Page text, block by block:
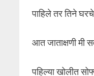
पाहिले तर तिने
आत जाताक्षणी मी
पहिल्या खोलीत